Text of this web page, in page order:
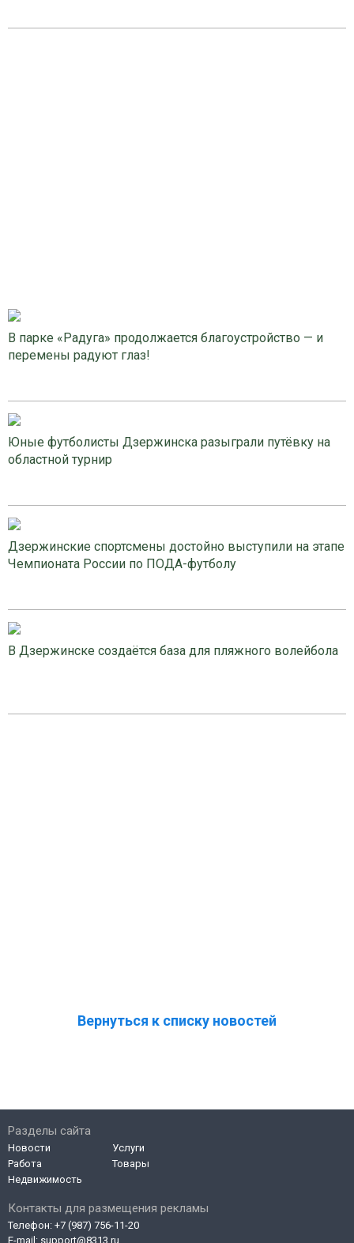
В парке «Радуга» продолжается благоустройство — и
перемены радуют глаз!
Юные футболисты Дзержинска разыграли путёвку на
областной турнир
Дзержинские спортсмены достойно выступили на этапе
Чемпионата России по ПОДА-футболу
В Дзержинске создаётся база для пляжного волейбола
Вернуться к списку новостей
Контакты для размещения рекламы
Телефон: +7 (987) 756-11-20
E-mail: support@8313.ru
Разделы сайта
Новости
Работа
Недвижимость
Услуги
Товары